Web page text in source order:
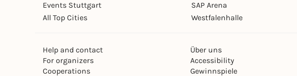
Events Stuttgart
All Top Cities
SAP Arena
Westfalenhalle
Help and contact
For organizers
Cooperations
Über uns
Accessibility
Gewinnspiele